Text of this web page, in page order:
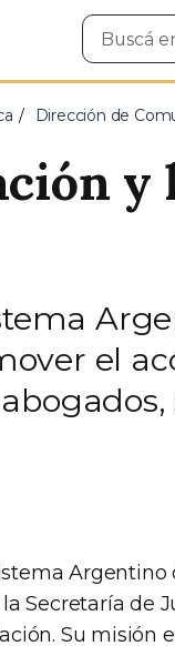
Buscar
en
Dirección de
el
Argentino
Secretaría de
Su misión